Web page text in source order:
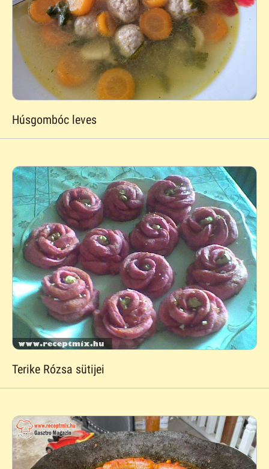
Húsgombóc leves
Terike Rózsa sütijei